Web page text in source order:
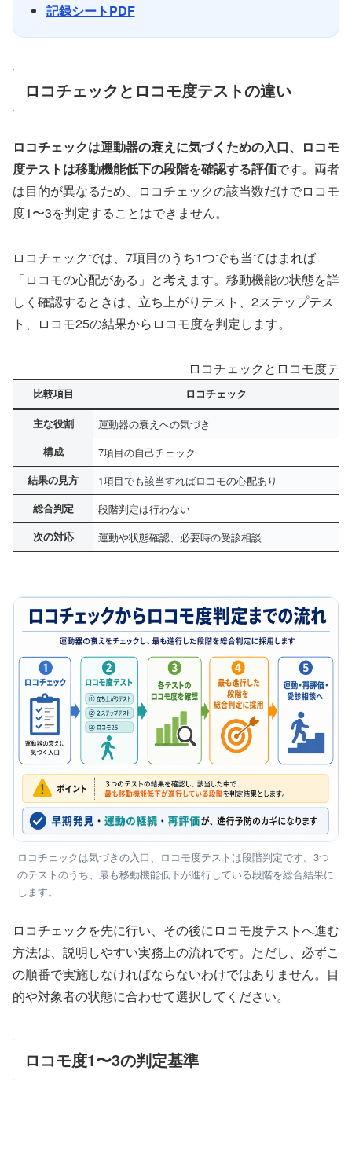
記録シートPDF
ロコチェックとロコモ度テストの違い
ロコチェックは運動器の衰えに気づくための入口、ロコモ
度テストは移動機能低下の段階を確認する評価です。両者
は目的が異なるため、ロコチェックの該当数だけでロコモ
度1〜3を判定することはできません。
ロコチェックでは、7項目のうち1つでも当てはまれば
「ロコモの心配がある」と考えます。移動機能の状態を詳
しく確認するときは、立ち上がりテスト、2ステップテス
ト、ロコモ25の結果からロコモ度を判定します。
ロコチェックとロコモ度テ
比較項目 ロコチェック
主な役割 運動器の衰えへの気づき
構成 7項目の自己チェック
結果の見方 1項目でも該当すればロコモの心配あり
総合判定 段階判定は行わない
次の対応 運動や状態確認、必要時の受診相談
ロコチェックは気づきの入口、ロコモ度テストは段階判定です。3つ
のテストのうち、最も移動機能低下が進行している段階を総合結果に
します。
ロコチェックを先に行い、その後にロコモ度テストへ進む
方法は、説明しやすい実務上の流れです。ただし、必ずこ
の順番で実施しなければならないわけではありません。目
的や対象者の状態に合わせて選択してください。
ロコモ度1〜3の判定基準